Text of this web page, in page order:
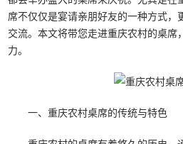
席不仅仅是宴请亲朋好友的一种方式，
交流。本文将带您走进重庆农村的桌席
力。
一、重庆农村桌席的传统与特色